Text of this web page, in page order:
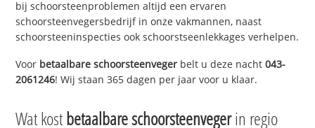
bij schoorsteenproblemen altijd een ervaren
schoorsteenvegersbedrijf in onze vakmannen, naast
schoorsteeninspecties ook schoorstseenlekkages verhelpen.
Voor betaalbare schoorsteenveger belt u deze nacht043-
2061246! Wij staan 365 dagen per jaar voor u klaar.
Wat kostbetaalbare schoorsteenvegerin regio